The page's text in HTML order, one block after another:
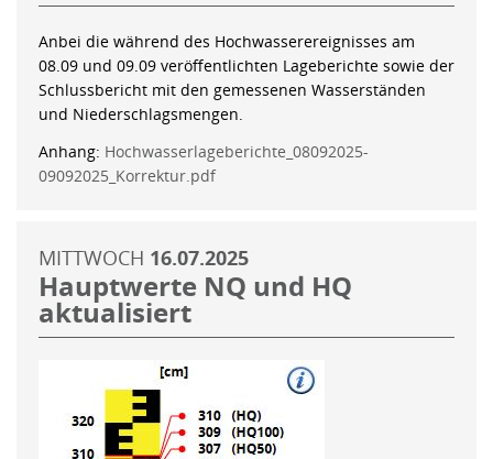
Anbei die während des Hochwasserereignisses am
08.09 und 09.09 veröffentlichten Lageberichte sowie der
Schlussbericht mit den gemessenen Wasserständen
und Niederschlagsmengen.
Anhang: Hochwasserlageberichte_08092025-
09092025_Korrektur.pdf
MITTWOCH 16.07.2025
Hauptwerte NQ und HQ
aktualisiert